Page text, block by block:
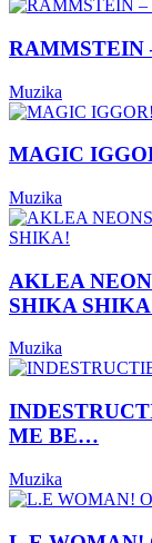
RAMMSTEIN
Muzika
MAGIC
Muzika
AKLEA
SHIKA
Muzika
ME BE…
Muzika